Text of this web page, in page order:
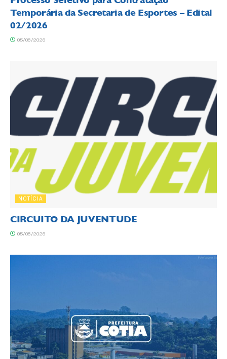
Temporária da Secretaria de Esportes – Edital
02/2026
05/08/2026
NOTÍCIA
CIRCUITO DA JUVENTUDE
05/08/2026